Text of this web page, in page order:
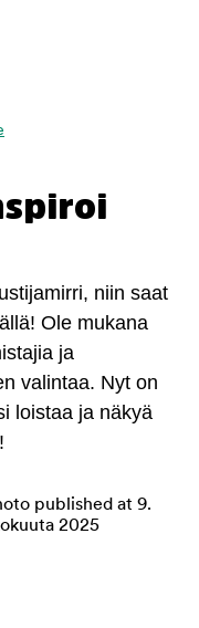
niin saat
Ole mukana
ja
valintaa. Nyt on
loistaa ja näkyä